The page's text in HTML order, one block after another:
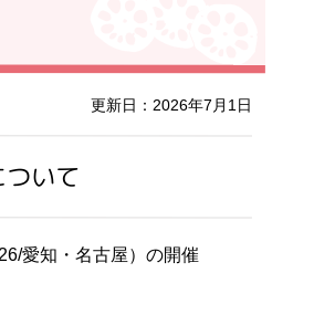
更新日：2026年7月1日
いて
愛知・名古屋）の開催